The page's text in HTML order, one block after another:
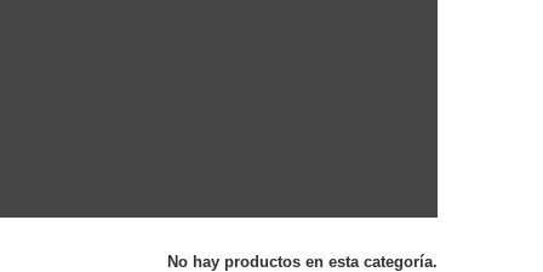
No hay productos en esta categoría.